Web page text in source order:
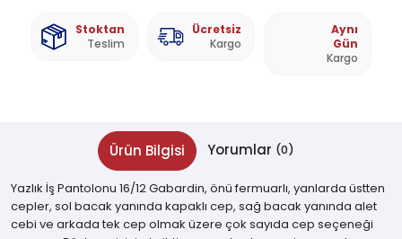
Stoktan
Teslim
Ücretsiz
Kargo
Aynı
Gün
Kargo
Ürün Bilgisi Yorumlar (0)
Yazlık İş Pantolonu 16/12 Gabardin, önü fermuarlı, yanlarda üstten
cepler, sol bacak yanında kapaklı cep, sağ bacak yanında alet
cebi ve arkada tek cep olmak üzere çok sayıda cep seçeneği